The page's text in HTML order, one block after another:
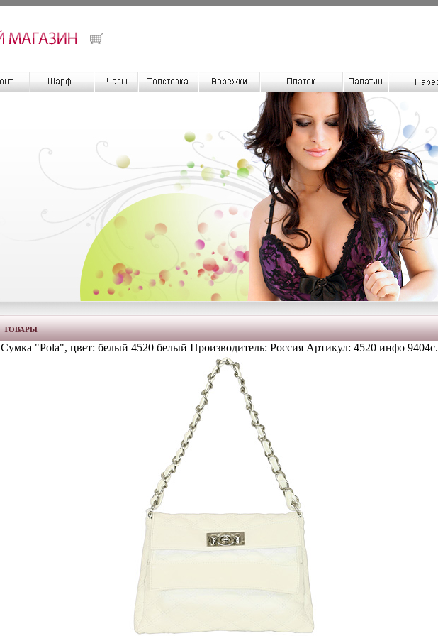
ТОВАРЫ
Сумка "Pola", цвет: белый 4520 белый Производитель: Россия Артикул: 4520 инфо 9404c.